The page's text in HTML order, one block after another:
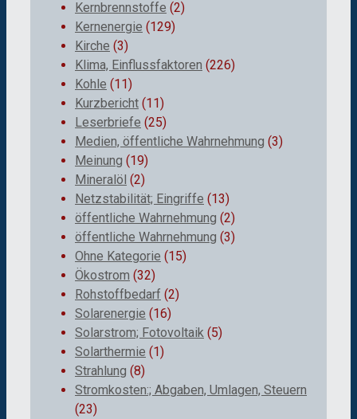
Kernbrennstoffe (2)
Kernenergie (129)
Kirche (3)
Klima, Einflussfaktoren (226)
Kohle (11)
Kurzbericht (11)
Leserbriefe (25)
Medien, öffentliche Wahrnehmung (3)
Meinung (19)
Mineralöl (2)
Netzstabilität; Eingriffe (13)
öffentliche Wahrnehmung (2)
öffentliche Wahrnehmung (3)
Ohne Kategorie (15)
Ökostrom (32)
Rohstoffbedarf (2)
Solarenergie (16)
Solarstrom; Fotovoltaik (5)
Solarthermie (1)
Strahlung (8)
Stromkosten:; Abgaben, Umlagen, Steuern
(23)